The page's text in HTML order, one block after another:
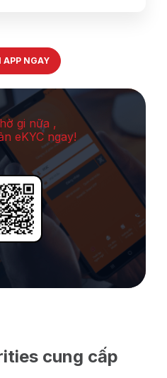
APP NGAY
gi nữa ,
eKYC ngay!
cung cấp